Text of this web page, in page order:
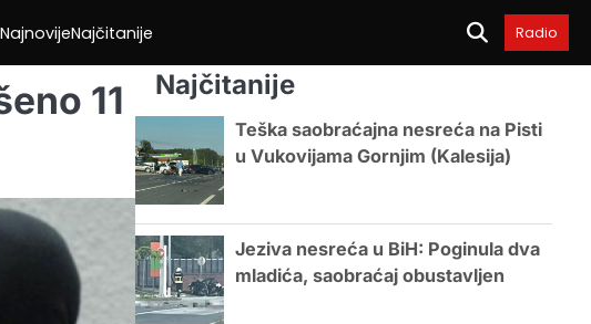
NajnovijeNajčitanije Radio
11
Najčitanije
Teška saobraćajna nesreća na Pisti
u Vukovijama Gornjim (Kalesija)
Jeziva nesreća u BiH: Poginula dva
mladića, saobraćaj obustavljen